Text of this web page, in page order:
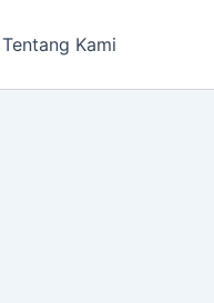
Tentang Kami